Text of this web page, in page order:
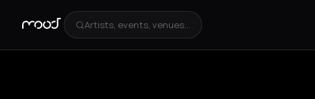
Artists, events, venues...